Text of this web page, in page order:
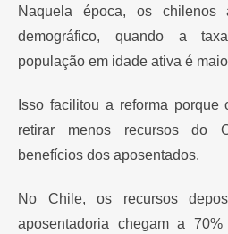
Naquela época, os
demográfico, quando a
população em idade ativa é
Isso facilitou a reforma
retirar menos recursos do
benefícios dos aposentados.
No Chile, os recursos
aposentadoria chegam a